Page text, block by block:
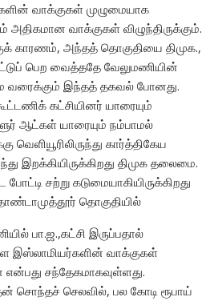
வாக்குகள் முழுமையாக
அதிகமான வாக்குகள் விழுந்திருக்கும்.
காரணம், அந்தத் தொகுதியை திமுக.,
பெற வைத்ததே வேலுமணியின்
இந்தத் தகவல் போனது.
கட்சியினர் யாரையும்
ஆட்கள் யாரையும் நம்பாமல்
கார்த்திகேய
இறக்கியிருக்கிறது திமுக தலைமை.
சற்று கடுமையாகியிருக்கிறது
தொகுதியில்
பா.ஜ.,கட்சி இருப்பதால்
இஸ்லாமியர்களின் வாக்குகள்
என்பது சந்தேகமாகவுள்ளது.
செலவில், பல கோடி ரூபாய்